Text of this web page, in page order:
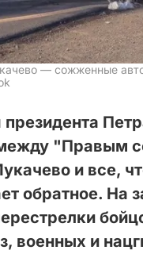
— сожженные
"Правым
и все,
обратное. На
военных и